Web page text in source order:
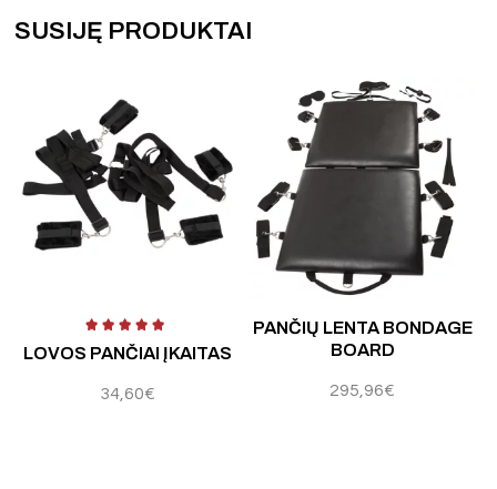
SUSIJĘ PRODUKTAI
LOVOS PANČIAI ĮKAITAS
34,60€
PANČIŲ LENTA BONDAGE
BOARD
295,96€
Įvertinimas:5.00iš 5